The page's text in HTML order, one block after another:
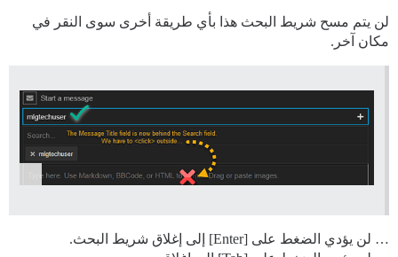
لن يتم مسح شريط البحث هذا بأي طريقة أخرى سوى النقر في
مكان آخر.
… لن يؤدي الضغط على [Enter] إلى إغلاق شريط البحث.